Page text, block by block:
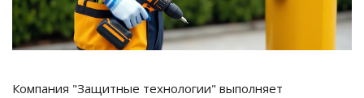
Компания "Защитные технологии" выполняет